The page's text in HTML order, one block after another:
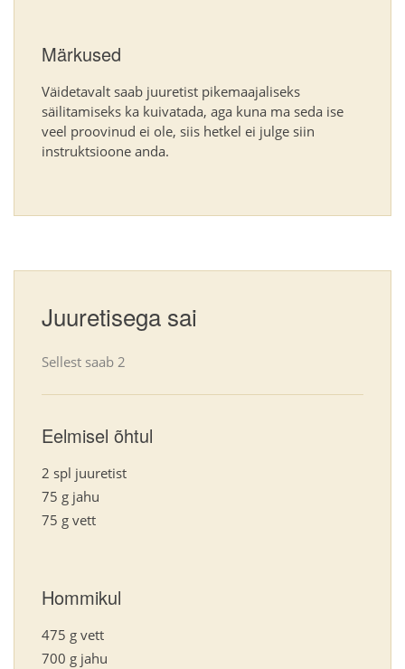
Märkused
Väidetavalt saab juuretist pikemaajaliseks
säilitamiseks ka kuivatada, aga kuna ma seda ise
veel proovinud ei ole, siis hetkel ei julge siin
instruktsioone anda.
Juuretisega sai
Sellest saab 2
Eelmisel õhtul
2 spl juuretist
75 g jahu
75 g vett
Hommikul
475 g vett
700 g jahu